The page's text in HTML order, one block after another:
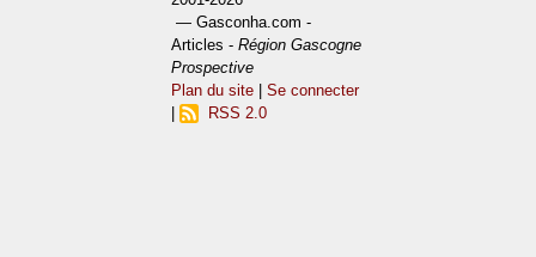
— Gasconha.com -
Articles -Région Gascogne
Prospective
Plan du site |Se connecter
RSS 2.0